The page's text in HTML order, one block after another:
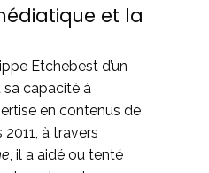
et la
Etchebest d’un
sa capacité à
en contenus de
à travers
, il a aidé ou tenté